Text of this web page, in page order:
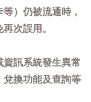
）仍被流通時，
次誤用。
訊系統發生異常
兌換功能及查詢等